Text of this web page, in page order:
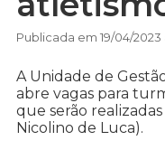
Publicada em 19/04/2023
A Unidade de
abre vagas para
que serão
Nicolino de Luca).